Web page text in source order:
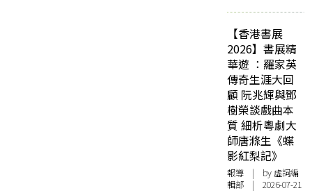
【香港書展
2026】書展精
華遊 ：羅家英
傳奇生涯大回
顧 阮兆輝與鄧
樹榮談戲曲本
質 細析粵劇大
師唐滌生《蝶
影紅梨記》
報導 | by 虛詞編
輯部 | 2026-07-21